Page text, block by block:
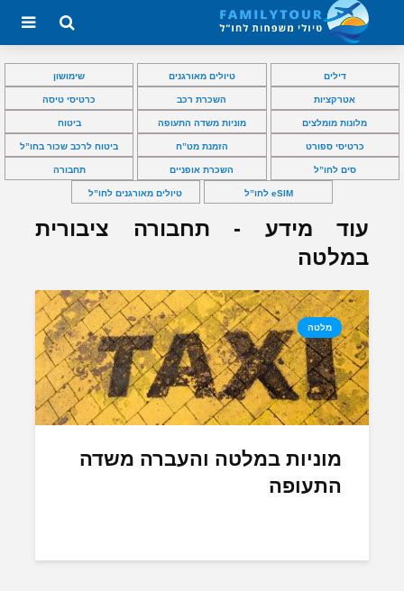
דילים טיולים מאורגנים שימושון
אטרקציות השכרת רכב כרטיסי טיסה
מלונות מומלצים מוניות משדה התעופה ביטוח
כרטיסי ספורט הזמנת מט”ח ביטוח לרכב שכור בחו”ל
סים לחו”ל השכרת אופניים תחבורה
eSIM לחו”ל טיולים מאורגנים לחו”ל
עוד מידע - תחבורה ציבורית
במלטה
מלטה
מוניות במלטה והעברה משדה
התעופה